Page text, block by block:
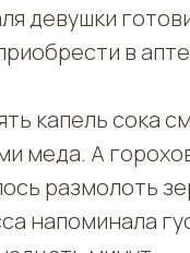
девушки
в
капель сока
меда. А
размолоть
напоминала